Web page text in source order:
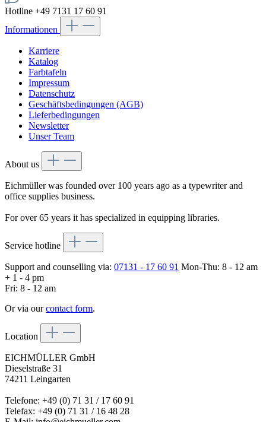
Hotline +49 7131 17 60 91
Informationen
Karriere
Katalog
Farbtafeln
Impressum
Datenschutz
Geschäftsbedingungen (AGB)
Lieferbedingungen
Newsletter
Unser Team
About us
Eichmüller was founded over 100 years ago as a typewriter and
office supplies business.
For over 65 years it has specialized in equipping libraries.
Service hotline
Support and counselling via: 07131 - 17 60 91 Mon-Thu: 8 - 12 am
+ 1 - 4 pm
Fri: 8 - 12 am
Or via ourcontact form.
Location
EICHMÜLLER GmbH
Dieselstraße 31
74211 Leingarten
Telefone: +49 (0) 71 31 / 17 60 91
Telefax: +49 (0) 71 31 / 16 48 28